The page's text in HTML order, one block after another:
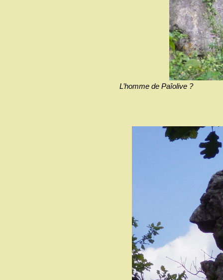
L’homme de Paîolive ?